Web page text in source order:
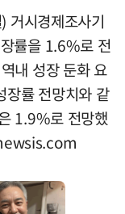
거시경제조사기
률을 1.6%로 전
내 성장 둔화 요
장률 전망치와 같
1.9%로 전망했